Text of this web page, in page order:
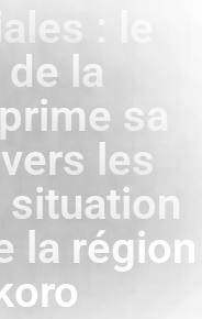
: le
la
sa
les
situation
la région